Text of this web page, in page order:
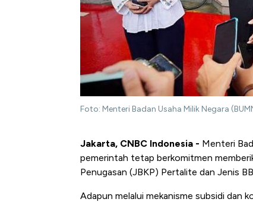
Foto: Menteri Badan Usaha Milik Negara
Jakarta, CNBC Indonesia - Menteri
pemerintah tetap berkomitmen
Penugasan (JBKP) Pertalite dan Jenis
Adapun melalui mekanisme subsidi dan